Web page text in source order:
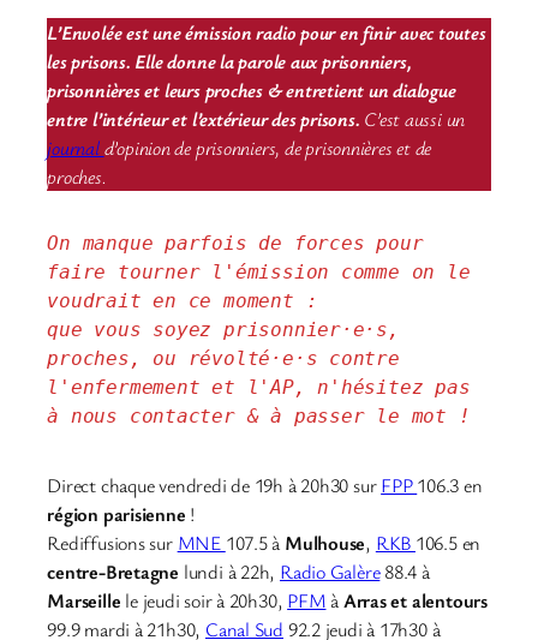
L’Envolée est une émission radio pour en finir avec toutes
les prisons. Elle donne la parole aux prisonniers,
prisonnières et leurs proches & entretient un dialogue
entre l’intérieur et l’extérieur des prisons. C’est aussi un
journald’opinion de prisonniers, de prisonnières et de
proches.
On manque parfois de forces pour
faire tourner l'émission comme on le
voudrait en ce moment :
que vous soyez prisonnier·e·s,
proches, ou révolté·e·s contre
l'enfermement et l'AP, n'hésitez pas
à nous contacter & à passer le mot !
Direct chaque vendredi de 19h à 20h30 surFPP106.3 en
région parisienne !
Rediffusions sur MNE 107.5 à Mulhouse, RKB 106.5 en
centre-Bretagne lundi à 22h, Radio Galère88.4 à
Marseille le jeudi soir à 20h30, PFMàArras et alentours
99.9 mardi à 21h30, Canal Sud 92.2 jeudi à 17h30 à